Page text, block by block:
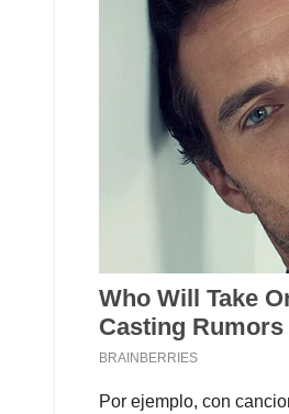
Por ejemplo, con